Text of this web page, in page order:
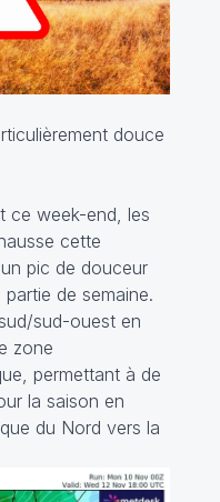
douce
ce week-end, les
cette
pic de douceur
de semaine.
sud-ouest en
zone
permettant à de
la saison en
du Nord vers la